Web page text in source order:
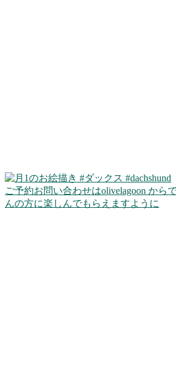
ご予約お問い合わせはolivelagoon から
んの方に楽しんでもらえますように